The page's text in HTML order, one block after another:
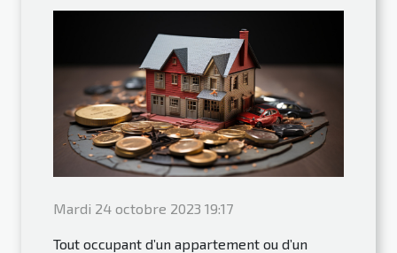
Mardi 24 octobre 2023 19:17
Tout occupant d’un appartement ou d’un